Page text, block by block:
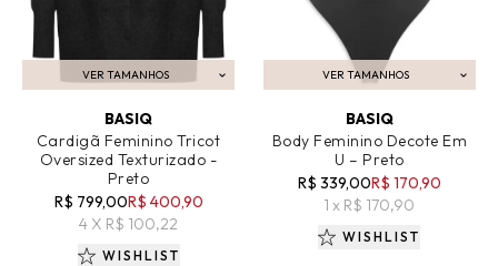
VER TAMANHOS
ADICIONAR AO CARRINHO
BASIQ
Cardigã Feminino Tricot
Oversized Texturizado -
Preto
R$ 799,00R$ 400,90
4 X R$ 100,22
WISHLIST
VER TAMANHOS
ADICIONAR AO CARRINHO
BASIQ
Body Feminino Decote Em
U – Preto
R$ 339,00R$ 170,90
1 x R$ 170,90
WISHLIST